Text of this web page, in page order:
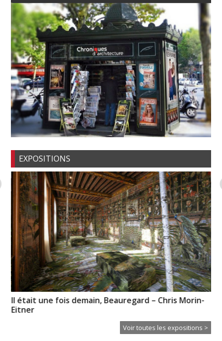
EXPOSITIONS
Il était une fois demain, Beauregard – Chris Morin-
Eitner
Voir toutes les expositions >